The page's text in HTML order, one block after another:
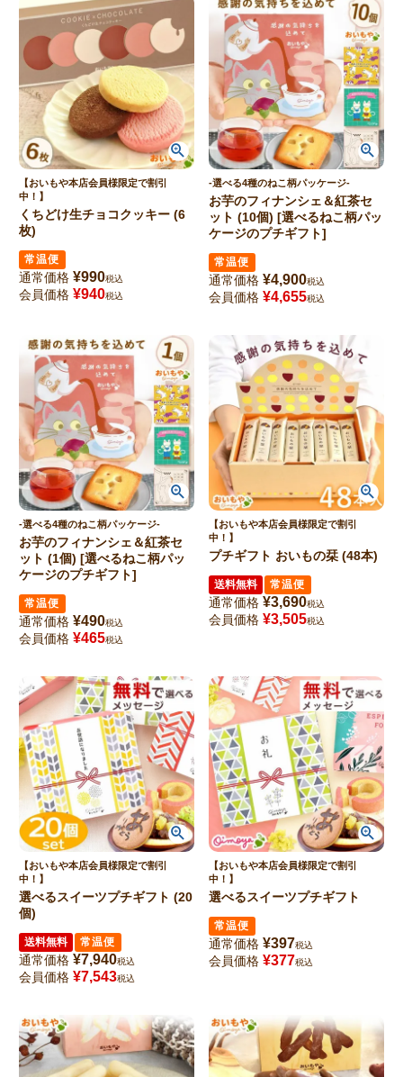
【おいもや本店会員様限定で割引
中！】
くちどけ生チョコクッキー (6
枚)
常温便
通常価格 ¥990税込
会員価格 ¥940税込
-選べる4種のねこ柄パッケージ-
お芋のフィナンシェ＆紅茶セ
ット (10個) [選べるねこ柄パッ
ケージのプチギフト]
常温便
通常価格 ¥4,900税込
会員価格 ¥4,655税込
-選べる4種のねこ柄パッケージ-
お芋のフィナンシェ＆紅茶セ
ット (1個) [選べるねこ柄パッ
ケージのプチギフト]
常温便
通常価格 ¥490税込
会員価格 ¥465税込
【おいもや本店会員様限定で割引
中！】
プチギフト おいもの栞 (48本)
送料無料 常温便
通常価格 ¥3,690税込
会員価格 ¥3,505税込
【おいもや本店会員様限定で割引
中！】
選べるスイーツプチギフト (20
個)
送料無料 常温便
通常価格 ¥7,940税込
会員価格 ¥7,543税込
【おいもや本店会員様限定で割引
中！】
選べるスイーツプチギフト
常温便
通常価格 ¥397税込
会員価格 ¥377税込